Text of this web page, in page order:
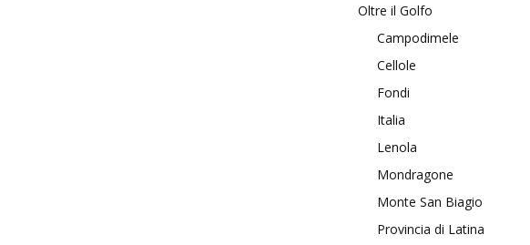
Oltre il Golfo
Campodimele
Cellole
Fondi
Italia
Lenola
Mondragone
Monte San Biagio
Provincia di Latina